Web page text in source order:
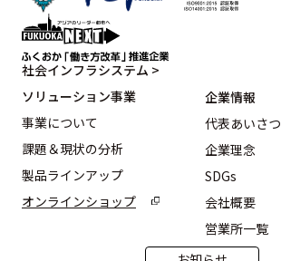
社会インフラシステム >
ソリューション事業
事業について
課題＆現状の分析
製品ラインアップ
オンラインショップ
企業情報
代表あいさつ
企業理念
SDGs
会社概要
営業所一覧